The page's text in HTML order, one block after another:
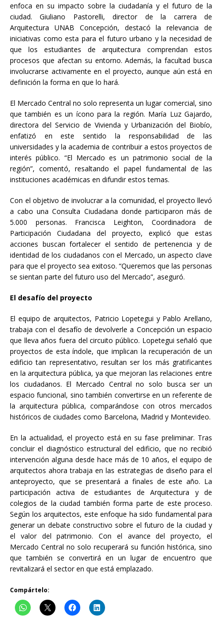
enfoca en su impacto sobre la ciudadanía y el futuro de la
ciudad. Giuliano Pastorelli, director de la carrera de
Arquitectura UNAB Concepción, destacó la relevancia de
iniciativas como esta para el futuro urbano y la necesidad de
que los estudiantes de arquitectura comprendan estos
procesos que afectan su entorno. Además, la facultad busca
involucrarse activamente en el proyecto, aunque aún está en
definición la forma en que lo hará.
El Mercado Central no solo representa un lugar comercial, sino
que también es un ícono para la región. María Luz Gajardo,
directora del Servicio de Vivienda y Urbanización del Biobío,
enfatizó en este sentido la responsabilidad de las
universidades y la academia de contribuir a estos proyectos de
interés público. “El Mercado es un patrimonio social de la
región”, comentó, resaltando el papel fundamental de las
instituciones académicas en difundir estos temas.
Con el objetivo de involucrar a la comunidad, el proyecto llevó
a cabo una Consulta Ciudadana donde participaron más de
5.000 personas. Francisca Leighton, Coordinadora de
Participación Ciudadana del proyecto, explicó que estas
acciones buscan fortalecer el sentido de pertenencia y de
identidad de los ciudadanos con el Mercado, un aspecto clave
para que el proyecto sea exitoso. “Queremos que las personas
se sientan parte del futuro uso del Mercado”, aseguró.
El desafío del proyecto
El equipo de arquitectos, Patricio Lopetegui y Pablo Arellano,
trabaja con el desafío de devolverle a Concepción un espacio
que lleva años fuera del circuito público. Lopetegui señaló que
proyectos de esta índole, que implican la recuperación de un
edificio tan representativo, resultan ser los más gratificantes
en la arquitectura pública, ya que mejoran las relaciones entre
los ciudadanos. El Mercado Central no solo busca ser un
espacio funcional, sino también convertirse en un referente de
la arquitectura pública, comparándose con otros mercados
históricos de ciudades como Barcelona, Madrid y Montevideo.
En la actualidad, el proyecto está en su fase preliminar. Tras
concluir el diagnóstico estructural del edificio, que no recibió
intervención alguna desde hace más de 10 años, el equipo de
arquitectos ahora trabaja en las estrategias de diseño para el
anteproyecto, que se presentará a finales de este año. La
participación activa de estudiantes de Arquitectura y de
colegios de la ciudad también forma parte de este proceso.
Según los arquitectos, este enfoque ha sido fundamental para
generar un debate constructivo sobre el futuro de la ciudad y
el valor del patrimonio. Con el avance del proyecto, el
Mercado Central no solo recuperará su función histórica, sino
que también se convertirá en un lugar de encuentro que
revitalizará el sector en que está emplazado.
Compártelo: